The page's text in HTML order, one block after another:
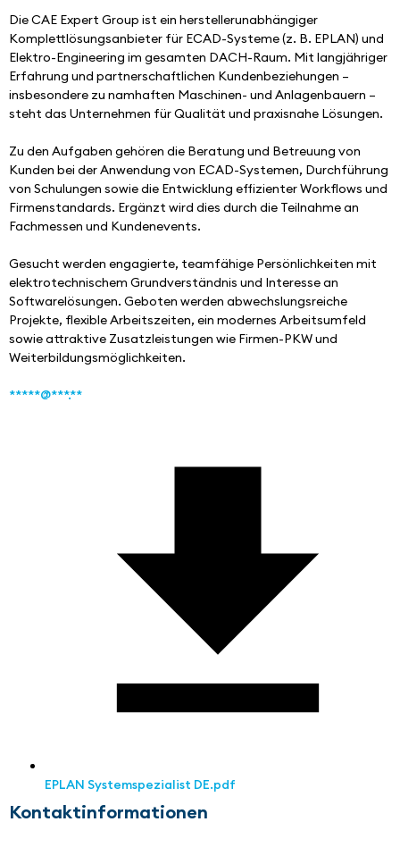
Die CAE Expert Group ist ein herstellerunabhängiger
Komplettlösungsanbieter für ECAD-Systeme (z. B. EPLAN) und
Elektro-Engineering im gesamten DACH-Raum. Mit langjähriger
Erfahrung und partnerschaftlichen Kundenbeziehungen –
insbesondere zu namhaften Maschinen- und Anlagenbauern –
steht das Unternehmen für Qualität und praxisnahe Lösungen.
Zu den Aufgaben gehören die Beratung und Betreuung von
Kunden bei der Anwendung von ECAD-Systemen, Durchführung
von Schulungen sowie die Entwicklung effizienter Workflows und
Firmenstandards. Ergänzt wird dies durch die Teilnahme an
Fachmessen und Kundenevents.
Gesucht werden engagierte, teamfähige Persönlichkeiten mit
elektrotechnischem Grundverständnis und Interesse an
Softwarelösungen. Geboten werden abwechslungsreiche
Projekte, flexible Arbeitszeiten, ein modernes Arbeitsumfeld
sowie attraktive Zusatzleistungen wie Firmen-PKW und
Weiterbildungsmöglichkeiten.
*****@***.**
EPLAN Systemspezialist DE.pdf
Kontaktinformationen